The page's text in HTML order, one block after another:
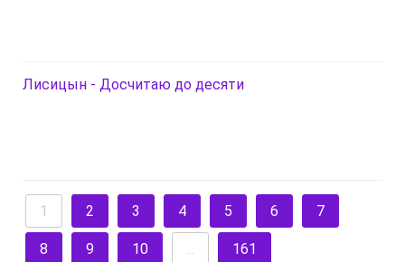
Лисицын - Досчитаю до десяти
1 2 3 4 5 6 7
8 9 10 161